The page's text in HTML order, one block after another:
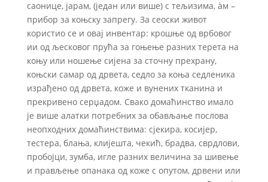
саонице, јарам, (један или више) с тељизима, àм –
прибор за коњску запрегу. За сеоски живот
користио се и овај инвентар: крошње од врбовог
ии од љесковог прућа за гоњење разних терета на
коњу или ношење сијена за сточну прехрану,
коњски самар од дрвета, седло за коња седленика
израђено од дрвета, коже и вунених тканина и
прекривено серџадом. Свако домаћинство имало
је више алатки потребних за обављање послова
неопходних домаћинствима: сјекира, косијер,
тестера, блања, клијешта, чекић, брадва, сврдлови,
пробојци, зумба, игле разних величина за шивење
и прављење опанака од коже с опутом, дрвени или